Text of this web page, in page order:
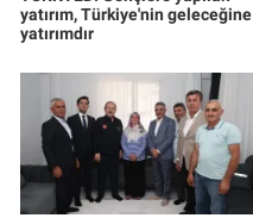
yatırım, Türkiye'nin geleceğine
yatırımdır